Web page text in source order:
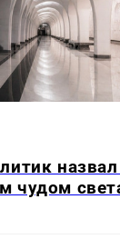
чудом